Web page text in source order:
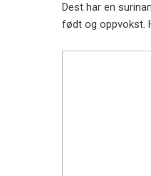
Dest har en
født og oppvokst.